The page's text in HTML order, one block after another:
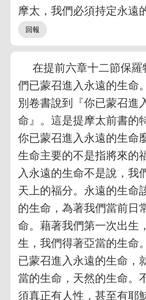
摩太，我們必須持定永遠
在提前六章十二節保羅
們已蒙召進入永遠的生命
別卷書說到『你已蒙召進
命』。這是提摩太前書的
你已蒙召進入永遠的生命
生命主要的不是指將來的
入永遠的生命不是說，我
天上的福分。永遠的生命
的生命，為著我們當前日
命。藉著我們第一次出生
生，我們得著亞當的生命
已蒙召進入永遠的生命，
當的生命，天然的生命。
須真正有人性，甚至有耶